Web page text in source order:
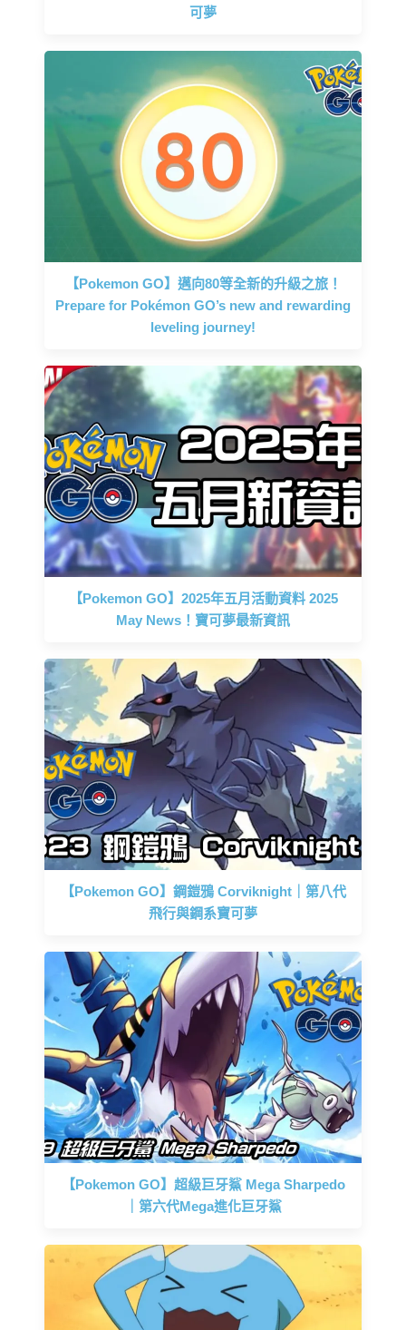
可夢
【Pokemon GO】邁向80等全新的升級之旅！
Prepare for Pokémon GO’s new and rewarding
leveling journey!
【Pokemon GO】2025年五月活動資料 2025
May News！寶可夢最新資訊
【Pokemon GO】鋼鎧鴉 Corviknight｜第八代
飛行與鋼系寶可夢
【Pokemon GO】超級巨牙鯊 Mega Sharpedo
｜第六代Mega進化巨牙鯊